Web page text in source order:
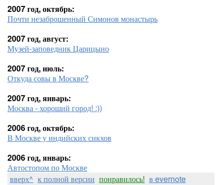
2007 год, октябрь:
Почти незаброшенный Симонов монастырь
2007 год, август:
Музей-заповедник Царицыно
2007 год, июль:
Откуда совы в Москве?
2007 год, январь:
Москва - хороший город! :))
2006 год, октябрь:
В Москве у индийских сикхов
2006 год, январь:
Автостопом по Москве
вверх^ к полной версии понравилось! в evernote